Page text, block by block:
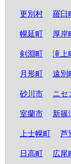
更別村 羅臼
幌延町 厚岸
剣淵町 滝上
月形町 遠別
砂川市 ニセ
室蘭市 新篠
上士幌町 芦
日高町 広尾